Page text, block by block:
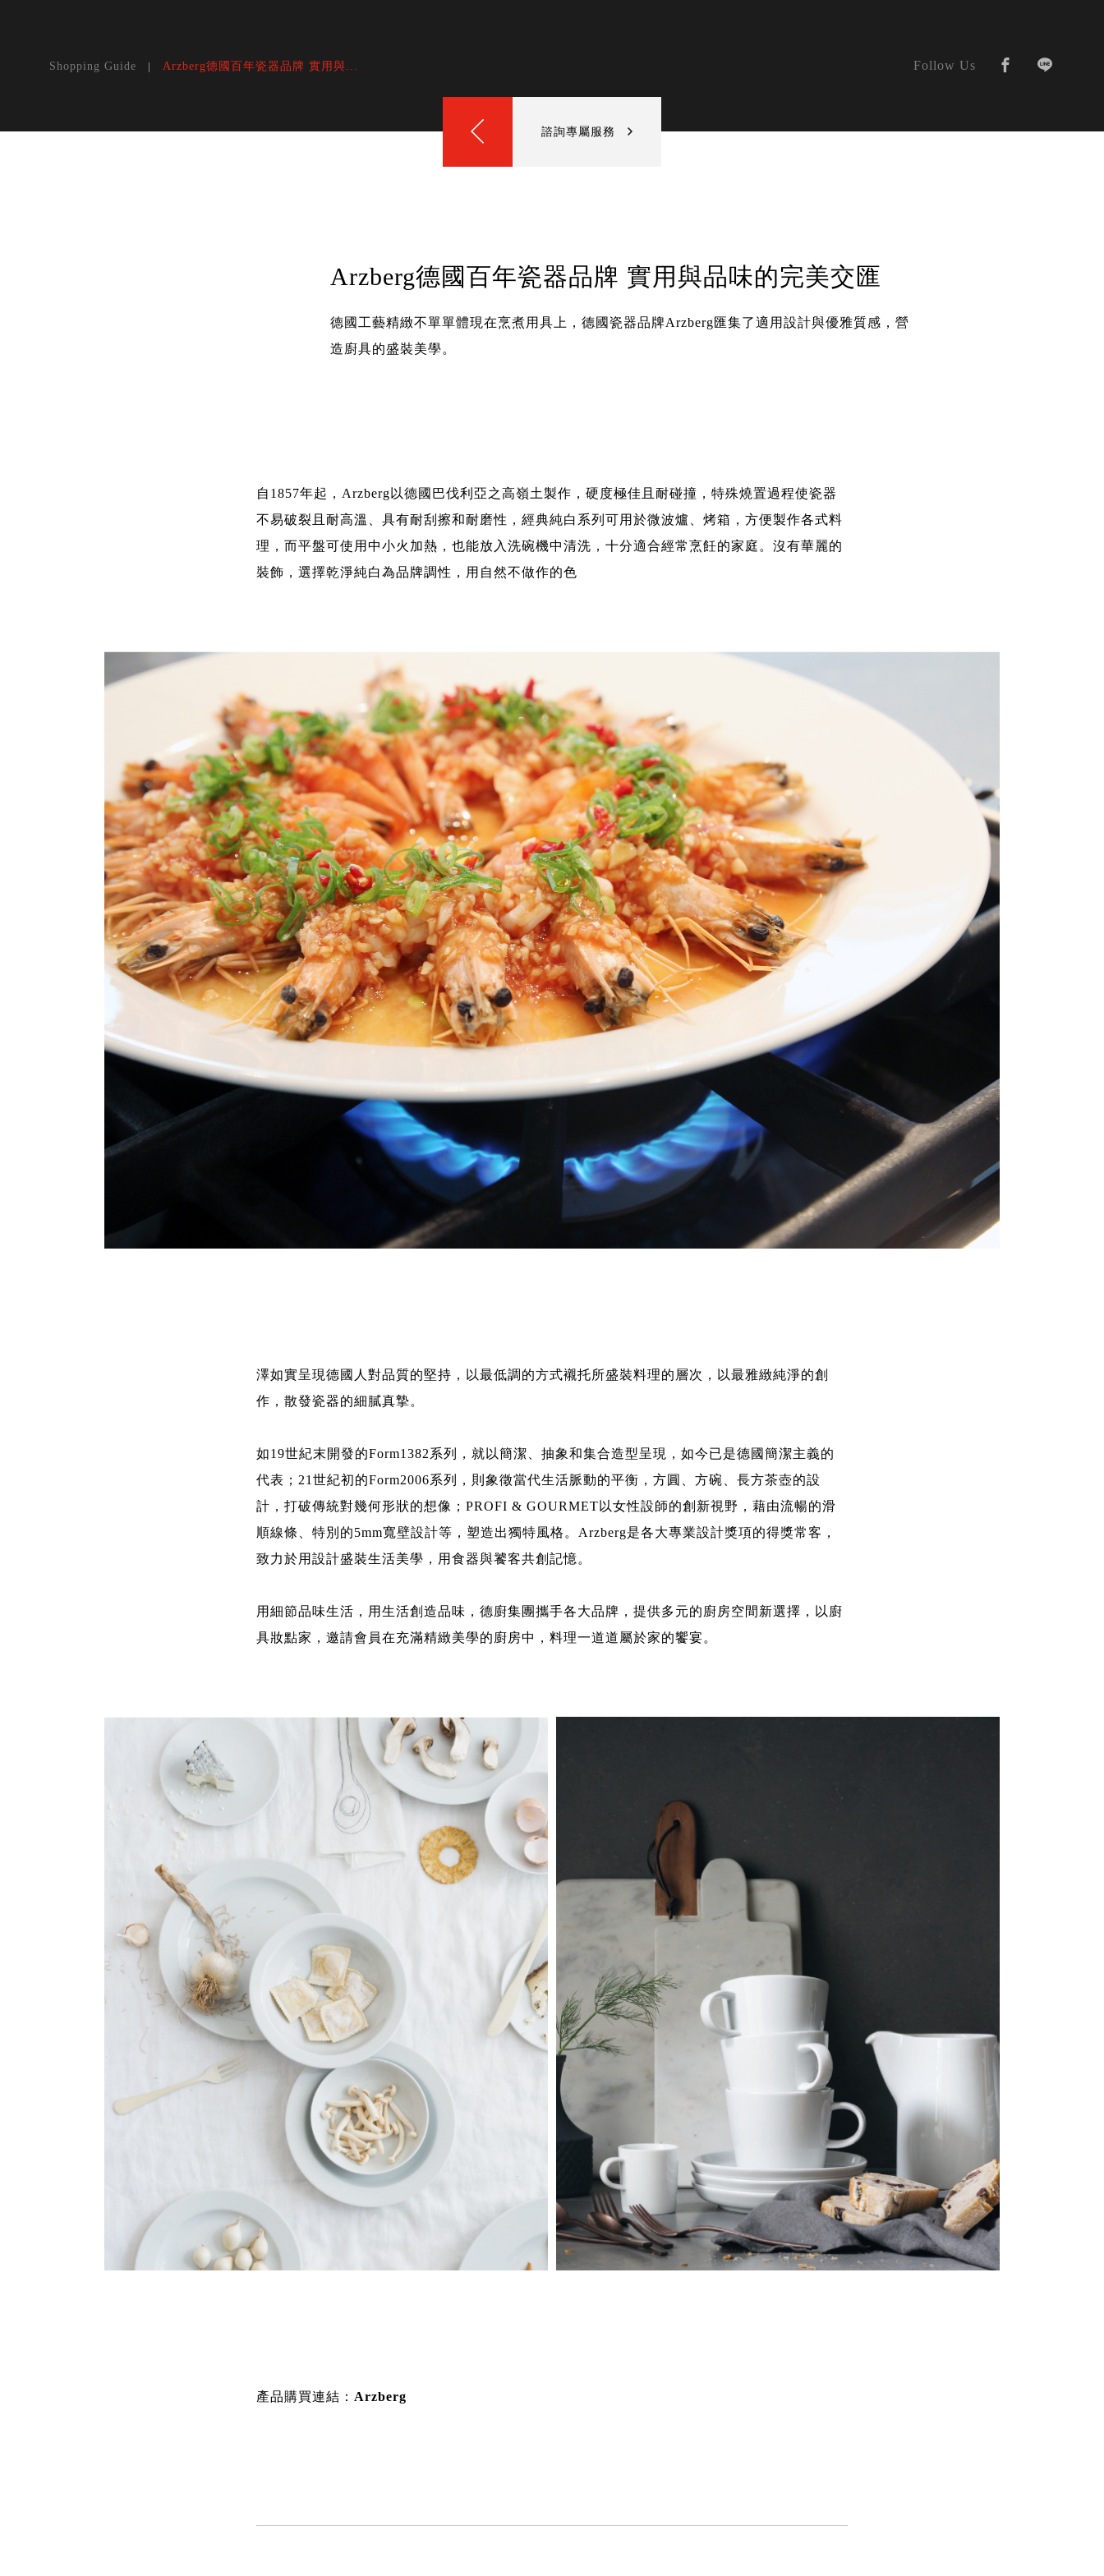
Shopping Guide Arzberg德國百年瓷器品牌 實用與... Follow Us
諮詢專屬服務
Arzberg德國百年瓷器品牌 實用與品味的完美交匯
德國工藝精緻不單單體現在烹煮用具上，德國瓷器品牌Arzberg匯集了適用設計與優雅質感，營
造廚具的盛裝美學。
自1857年起，Arzberg以德國巴伐利亞之高嶺土製作，硬度極佳且耐碰撞，特殊燒置過程使瓷器
不易破裂且耐高溫、具有耐刮擦和耐磨性，經典純白系列可用於微波爐、烤箱，方便製作各式料
理，而平盤可使用中小火加熱，也能放入洗碗機中清洗，十分適合經常烹飪的家庭。沒有華麗的
裝飾，選擇乾淨純白為品牌調性，用自然不做作的色
澤如實呈現德國人對品質的堅持，以最低調的方式襯托所盛裝料理的層次，以最雅緻純淨的創
作，散發瓷器的細膩真摯。
如19世紀末開發的Form1382系列，就以簡潔、抽象和集合造型呈現，如今已是德國簡潔主義的
代表；21世紀初的Form2006系列，則象徵當代生活脈動的平衡，方圓、方碗、長方茶壺的設
計，打破傳統對幾何形狀的想像；PROFI & GOURMET以女性設師的創新視野，藉由流暢的滑
順線條、特別的5mm寬壁設計等，塑造出獨特風格。Arzberg是各大專業設計獎項的得獎常客，
致力於用設計盛裝生活美學，用食器與饕客共創記憶。
用細節品味生活，用生活創造品味，德廚集團攜手各大品牌，提供多元的廚房空間新選擇，以廚
具妝點家，邀請會員在充滿精緻美學的廚房中，料理一道道屬於家的饗宴。
產品購買連結： Arzberg